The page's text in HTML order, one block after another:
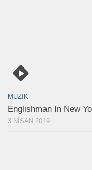
MÜZIK
Englishman In New
3 NISAN 2019